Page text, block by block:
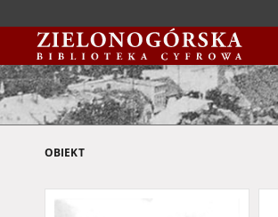
OBIEKT